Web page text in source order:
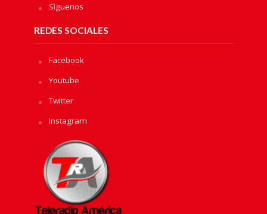
Sìguenos
REDES SOCIALES
Facebook
Youtube
Twitter
Instagram